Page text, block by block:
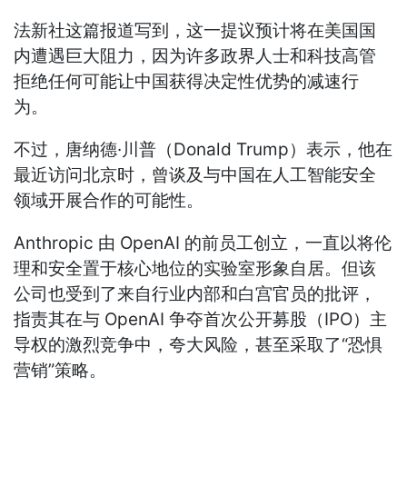
法新社这篇报道写到，这一提议预计将在美国国
内遭遇巨大阻力，因为许多政界人士和科技高管
拒绝任何可能让中国获得决定性优势的减速行
为。
不过，唐纳德·川普（Donald Trump）表示，他在
最近访问北京时，曾谈及与中国在人工智能安全
领域开展合作的可能性。
Anthropic 由 OpenAI 的前员工创立，一直以将伦
理和安全置于核心地位的实验室形象自居。但该
公司也受到了来自行业内部和白宫官员的批评，
指责其在与 OpenAI 争夺首次公开募股（IPO）主
导权的激烈竞争中，夸大风险，甚至采取了“恐惧
营销”策略。